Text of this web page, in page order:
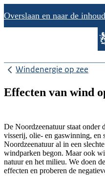
Overslaan en naar de
Windenergie op zee
Effecten van wind
De Noordzeenatuur staat onder
visserij, olie- en gaswinning, en
Noordzeenatuur al in een
windparken begon. Maar ook
natuur en het milieu. We doen
effecten en proberen de